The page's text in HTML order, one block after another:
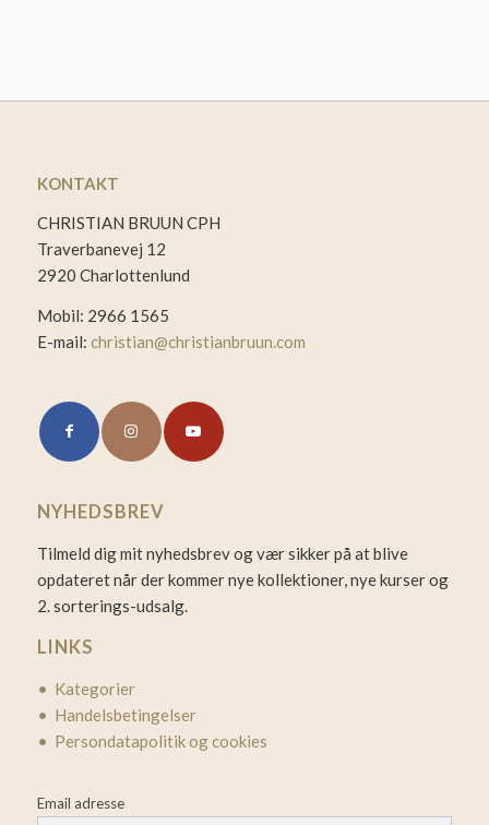
KONTAKT
CHRISTIAN BRUUN CPH
Traverbanevej 12
2920 Charlottenlund
Mobil: 2966 1565
E-mail: christian@christianbruun.com
NYHEDSBREV
Tilmeld dig mit nyhedsbrev og vær sikker på at blive
opdateret når der kommer nye kollektioner, nye kurser og
2. sorterings-udsalg.
LINKS
• Kategorier
• Handelsbetingelser
• Persondatapolitik og cookies
Email adresse